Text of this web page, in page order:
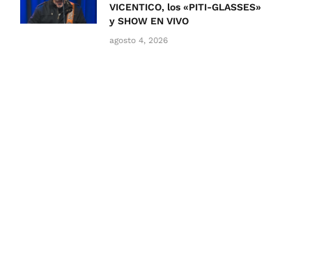
VICENTICO, los «PITI-GLASSES»
y SHOW EN VIVO
agosto 4, 2026